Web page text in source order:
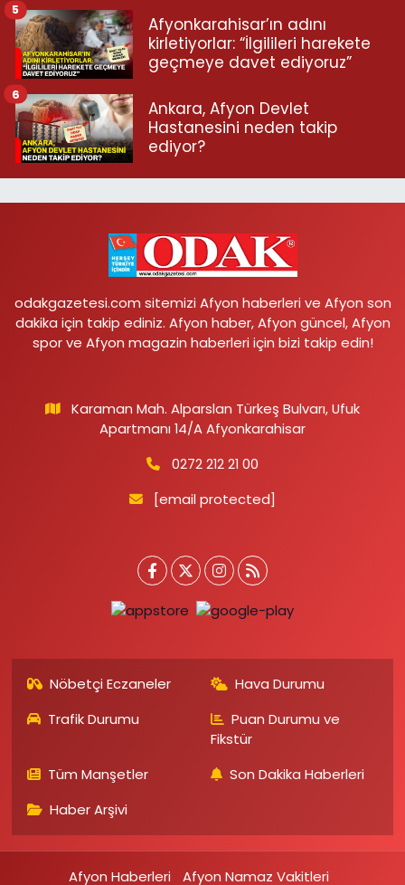
Afyonkarahisar’ın adını
kirletiyorlar: “İlgilileri harekete
geçmeye davet ediyoruz”
5
Ankara, Afyon Devlet
Hastanesini neden takip
ediyor?
6
odakgazetesi.com sitemizi Afyon haberleri ve Afyon son
dakika için takip ediniz. Afyon haber, Afyon güncel, Afyon
spor ve Afyon magazin haberleri için bizi takip edin!
Karaman Mah. Alparslan Türkeş Bulvarı, Ufuk
Apartmanı 14/A Afyonkarahisar
0272 212 21 00
[email protected]
Nöbetçi Eczaneler
Hava Durumu
Trafik Durumu
Puan Durumu ve
Fikstür
Tüm Manşetler
Son Dakika Haberleri
Haber Arşivi
Afyon Haberleri Afyon Namaz Vakitleri